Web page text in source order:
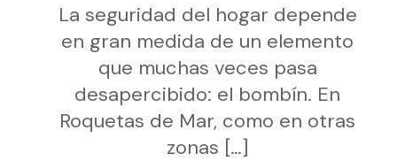
La seguridad del hogar depende
en gran medida de un elemento
que muchas veces pasa
desapercibido: el bombín. En
Roquetas de Mar, como en otras
zonas […]